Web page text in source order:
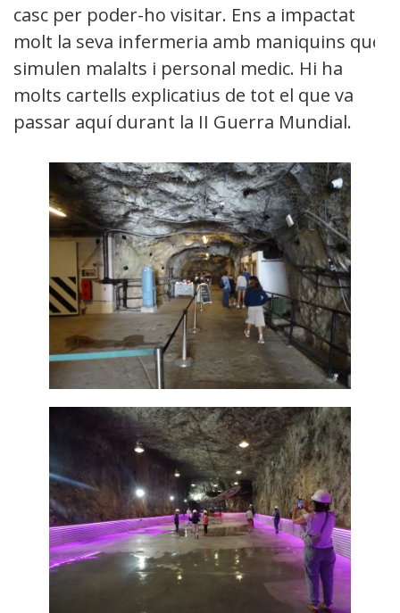
casc per poder-ho visitar. Ens a impactat
molt la seva infermeria amb maniquins que
simulen malalts i personal medic. Hi ha
molts cartells explicatius de tot el que va
passar aquí durant la II Guerra Mundial.